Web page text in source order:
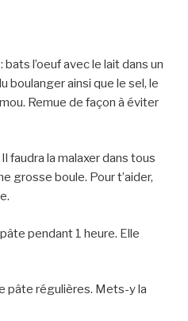
l’oeuf avec le lait dans un
boulanger ainsi que le sel, le
Remue de façon à éviter
faudra la malaxer dans tous
grosse boule. Pour t’aider,
pendant 1 heure. Elle
pâte régulières. Mets-y la